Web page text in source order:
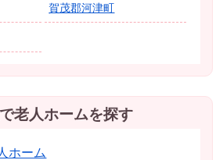
賀茂郡河津町
老人ホームを探す
ホーム